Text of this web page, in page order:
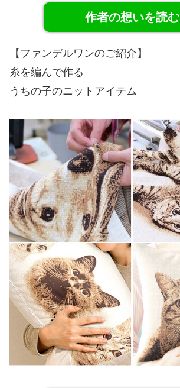
作者の想いを読む
【ファンデルワンのご紹介】
糸を編んで作る
うちの子のニットアイテム